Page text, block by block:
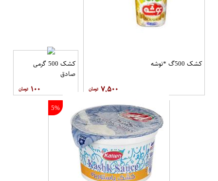
کشک 500گ *نوشه
۷,۵۰۰
کشک 500 گرمی
صادق
۱۰۰
5%